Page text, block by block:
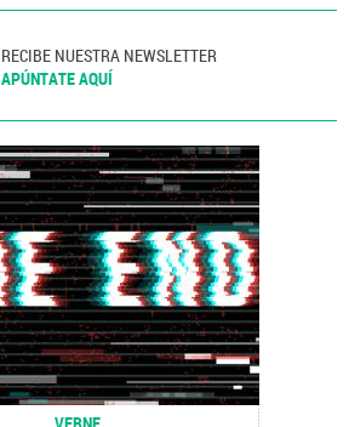
RECIBE NUESTRA NEWSLETTER
APÚNTATE AQUÍ